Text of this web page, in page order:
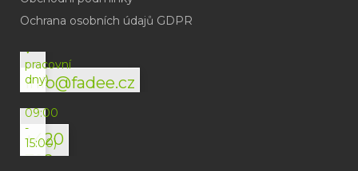
Ochrana osobních údajů GDPR
info@fadee.cz
(odpověď
do
v
pracovní
dny)
+420
792
(Po-
09:00
-
15:00)